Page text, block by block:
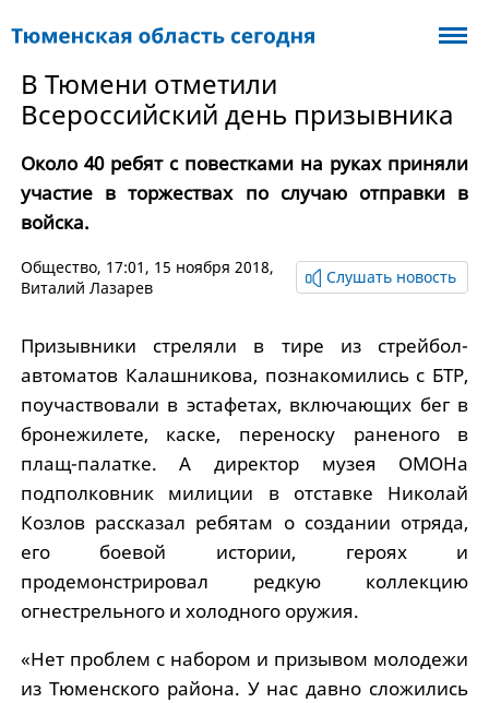
В Тюмени отметили
Всероссийский день призывника
Около 40 ребят с повестками на руках приняли
участие в торжествах по случаю отправки в
войска.
Общество, 17:01, 15 ноября 2018,
Виталий Лазарев
Слушать новость
Призывники стреляли в тире из стрейбол-
автоматов Калашникова, познакомились с БТР,
поучаствовали в эстафетах, включающих бег в
бронежилете, каске, переноску раненого в
плащ-палатке. А директор музея ОМОНа
подполковник милиции в отставке Николай
Козлов рассказал ребятам о создании отряда,
его боевой истории, героях и
продемонстрировал редкую коллекцию
огнестрельного и холодного оружия.
«Нет проблем с набором и призывом молодежи
из Тюменского района. У нас давно сложились